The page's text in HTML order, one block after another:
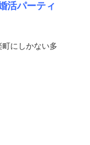
活パーティ
にしかない多